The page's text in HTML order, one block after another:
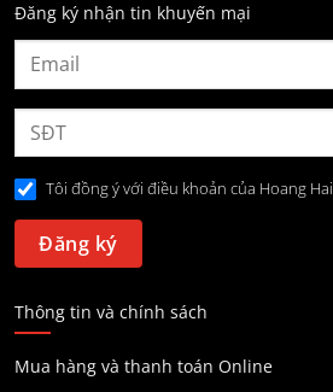
Đăng ký nhận tin khuyến mại
Tôi đồng ý với điều khoản của Hoang Hai
Thông tin và chính sách
Mua hàng và thanh toán Online